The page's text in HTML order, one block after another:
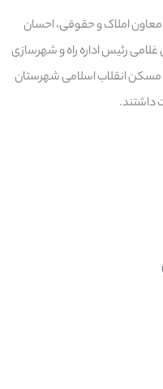
املاک و حقوقی، احسان
رئیس اداره راه و شهرسازی
انقلاب اسلامی شهرستان
داشتند.